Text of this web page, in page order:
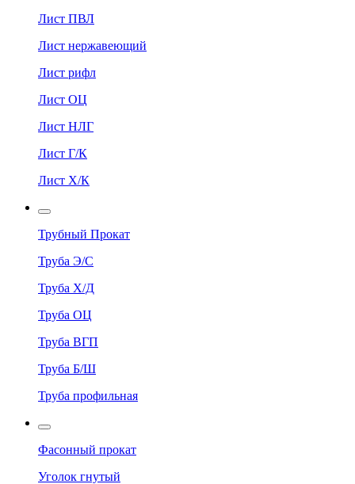
Лист ПВЛ
Лист нержавеющий
Лист рифл
Лист ОЦ
Лист НЛГ
Лист Г/К
Лист Х/К
Трубный Прокат
Труба Э/С
Труба Х/Д
Труба ОЦ
Труба ВГП
Труба Б/Ш
Труба профильная
Фасонный прокат
Уголок гнутый